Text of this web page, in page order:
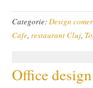
Categorie:Design
Cafe, restaurant Cluj,
Office